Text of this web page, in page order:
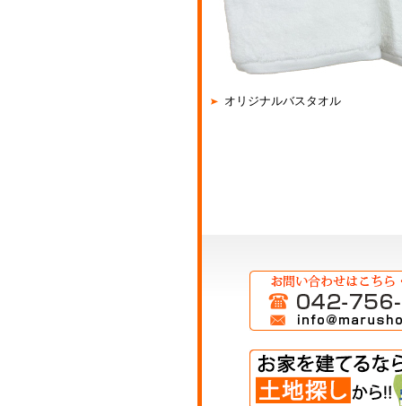
オリジナルバスタオル